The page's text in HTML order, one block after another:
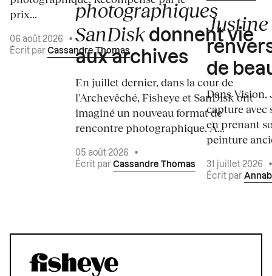
prix...
06 août 2026
•
Écrit par Cassandre Thomas
photographiques
SanDisk donnent vie
aux archives
En juillet dernier, dans la cour de
l'Archevêché, Fisheye et SanDisk ont
imaginé un nouveau format de
rencontre photographique. À...
05 août 2026
•
Écrit par Cassandre Thomas
de
Dans
capture avec
en prenant
peinture
31 juillet 2026
Écrit par